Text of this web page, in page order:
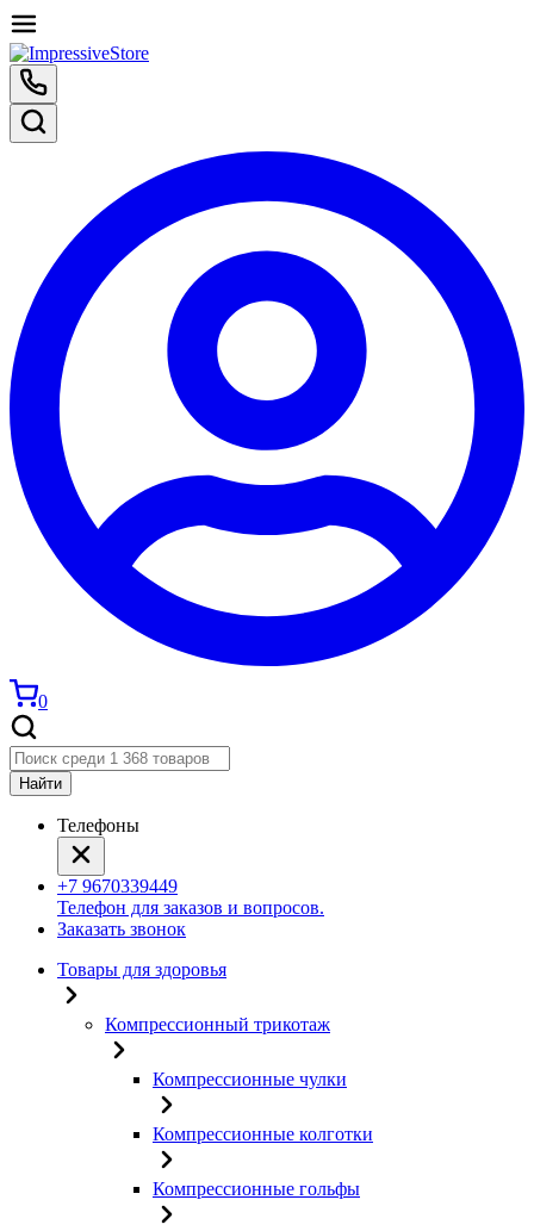
0
Найти
Телефоны
+7 9670339449
Телефон для заказов и вопросов.
Заказать звонок
Товары для здоровья
Компрессионный трикотаж
Компрессионные чулки
Компрессионные колготки
Компрессионные гольфы